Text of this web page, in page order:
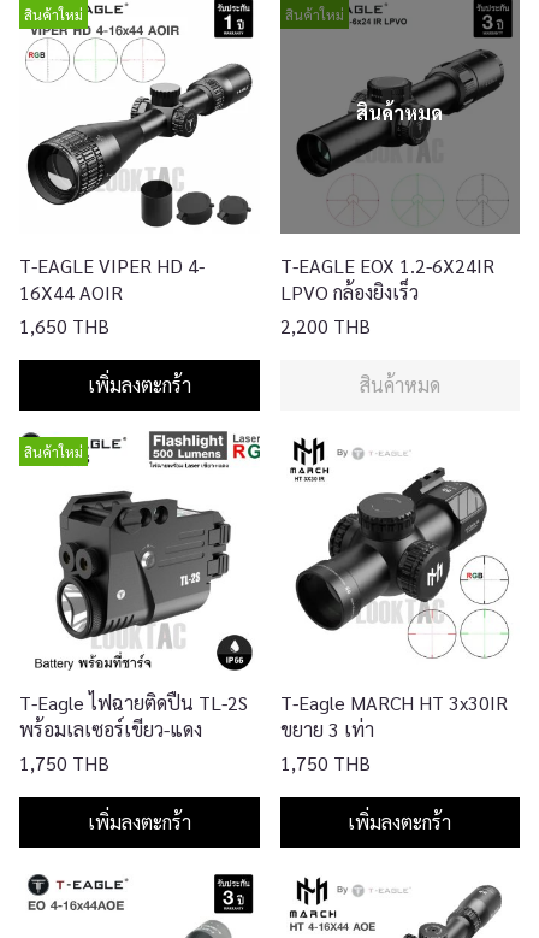
สินค้าใหม่
T-EAGLE VIPER HD 4-
16X44 AOIR
1,650 THB
เพิ่มลงตะกร้า
สินค้าใหม่
สินค้าหมด
T-EAGLE EOX 1.2-6X24IR
LPVO กล้องยิงเร็ว
2,200 THB
สินค้าหมด
สินค้าใหม่
T-Eagle ไฟฉายติดปืน TL-2S
พร้อมเลเซอร์เขียว-แดง
1,750 THB
เพิ่มลงตะกร้า
T-Eagle MARCH HT 3x30IR
ขยาย 3 เท่า
1,750 THB
เพิ่มลงตะกร้า